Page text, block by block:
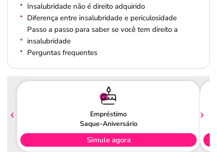
Insalubridade não é direito adquirido
Diferença entre insalubridade e periculosidade
Passo a passo para saber se você tem direito a
insalubridade
Perguntas frequentes
Empréstimo
Saque-Aniversário
Simule agora